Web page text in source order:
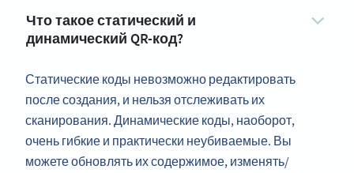
Что такое статический и
динамический QR-код?
Статические коды невозможно редактировать
после создания, и нельзя отслеживать их
сканирования. Динамические коды, наоборот,
очень гибкие и практически неубиваемые. Вы
можете обновлять их содержимое, изменять/